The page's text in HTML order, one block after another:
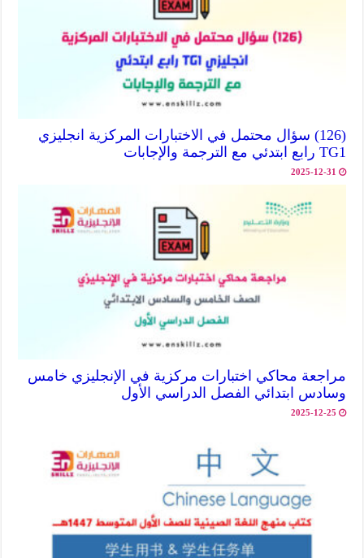
(126) سؤال محتمل في الاختبارات المركزية انجليزي
TG1 رابع ابتدئي مع الترجمة والإجابات
2025-12-31
مراجعة محاكي اختبارات مركزية في الإنجليزي خامس
وسادس ابتدائي الفصل الدراسي الأول
2025-12-25